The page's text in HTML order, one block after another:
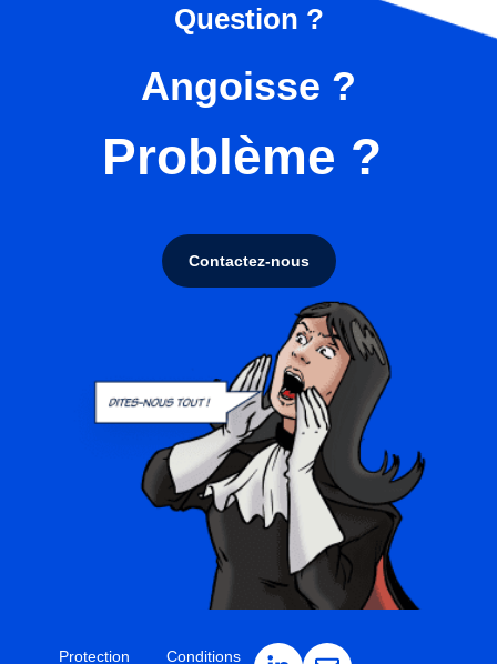
Question ?
Angoisse ?
Problème ?
Contactez-nous
Protection Conditions